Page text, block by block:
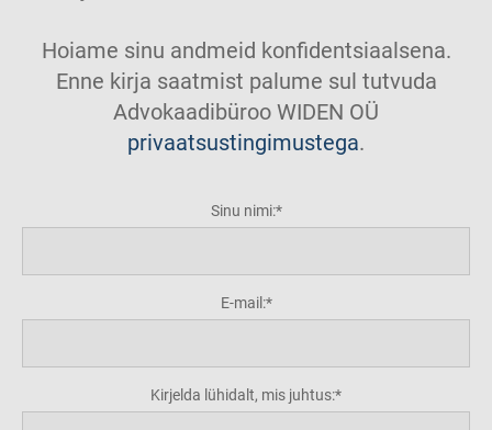
Hoiame sinu andmeid konfidentsiaalsena.
Enne kirja saatmist palume sul tutvuda
Advokaadibüroo WIDEN OÜ
privaatsustingimustega.
Sinu nimi:
E-mail:
Kirjelda lühidalt, mis juhtus: